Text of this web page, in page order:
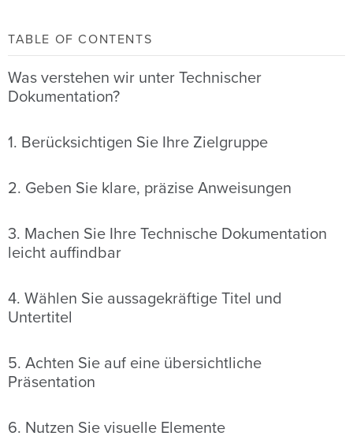
TABLE OF CONTENTS
Was verstehen wir unter Technischer
Dokumentation?
1. Berücksichtigen Sie Ihre Zielgruppe
2. Geben Sie klare, präzise Anweisungen
3. Machen Sie Ihre Technische Dokumentation
leicht auffindbar
4. Wählen Sie aussagekräftige Titel und
Untertitel
5. Achten Sie auf eine übersichtliche
Präsentation
6. Nutzen Sie visuelle Elemente